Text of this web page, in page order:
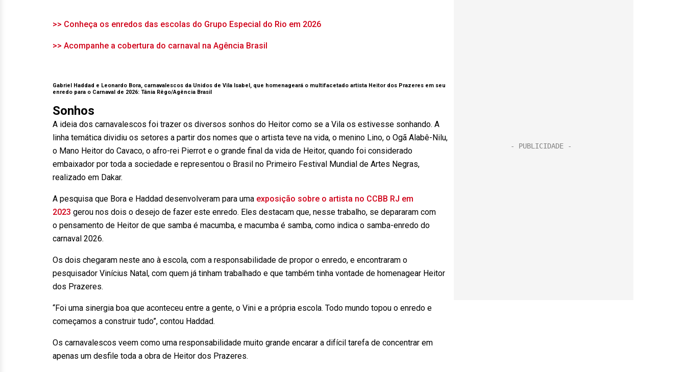
>> Conheça os enredos das escolas do Grupo Especial do Rio em 2026
>> Acompanhe a cobertura do carnaval na Agência Brasil
Gabriel Haddad e Leonardo Bora, carnavalescos da Unidos de Vila Isabel, que homenageará o multifacetado artista Heitor dos Prazeres em seu
enredo para o Carnaval de 2026: Tânia Rêgo/Agência Brasil
Sonhos
A ideia dos carnavalescos foi trazer os diversos sonhos do Heitor como se a Vila os estivesse sonhando. A
linha temática dividiu os setores a partir dos nomes que o artista teve na vida, o menino Lino, o Ogã Alabê-Nilu,
o Mano Heitor do Cavaco, o afro-rei Pierrot e o grande final da vida de Heitor, quando foi considerado
embaixador por toda a sociedade e representou o Brasil no Primeiro Festival Mundial de Artes Negras,
realizado em Dakar.
A pesquisa que Bora e Haddad desenvolveram para uma exposição sobre o artista no CCBB RJ em
2023 gerou nos dois o desejo de fazer este enredo. Eles destacam que, nesse trabalho, se depararam com
o pensamento de Heitor de que samba é macumba, e macumba é samba, como indica o samba-enredo do
carnaval 2026.
Os dois chegaram neste ano à escola, com a responsabilidade de propor o enredo, e encontraram o
pesquisador Vinícius Natal, com quem já tinham trabalhado e que também tinha vontade de homenagear Heitor
dos Prazeres.
“Foi uma sinergia boa que aconteceu entre a gente, o Vini e a própria escola. Todo mundo topou o enredo e
começamos a construir tudo”, contou Haddad.
Os carnavalescos veem como uma responsabilidade muito grande encarar a difícil tarefa de concentrar em
apenas um desfile toda a obra de Heitor dos Prazeres.